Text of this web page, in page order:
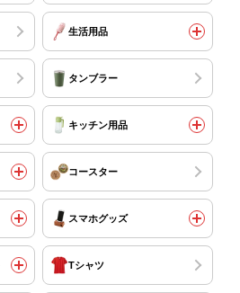
生活用品
タンブラー
キッチン用品
コースター
スマホグッズ
Tシャツ